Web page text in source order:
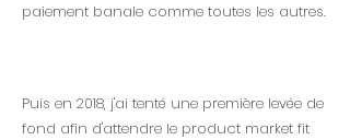
paiement banale comme toutes les autres.
Puis en 2018, j'ai tenté une première levée de
fond afin d'attendre le product market fit